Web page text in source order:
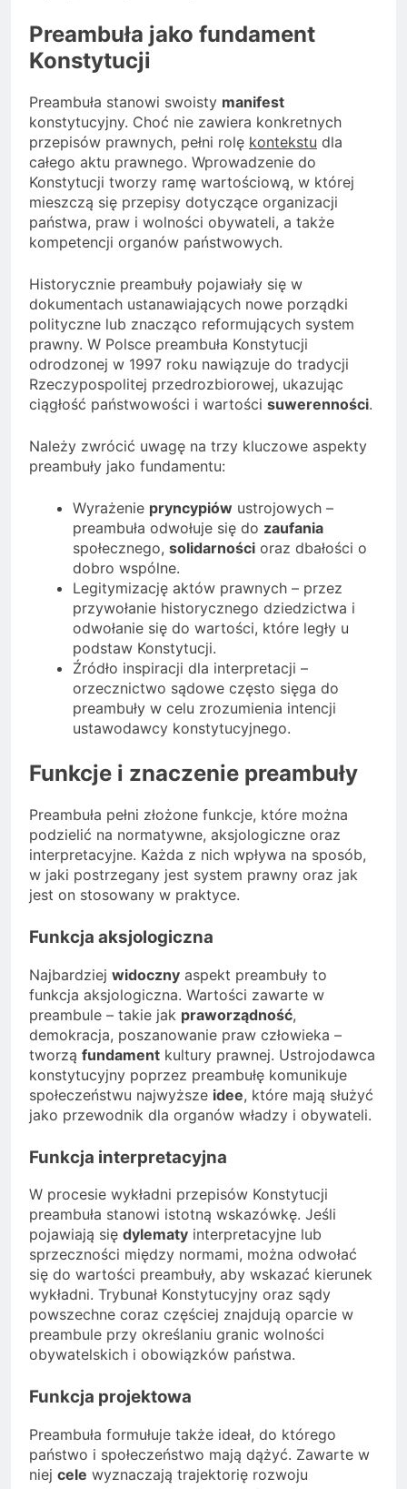
Preambuła jako fundament
Konstytucji
Preambuła stanowi swoisty manifest
konstytucyjny. Choć nie zawiera konkretnych
przepisów prawnych, pełni rolę kontekstu dla
całego aktu prawnego. Wprowadzenie do
Konstytucji tworzy ramę wartościową, w której
mieszczą się przepisy dotyczące organizacji
państwa, praw i wolności obywateli, a także
kompetencji organów państwowych.
Historycznie preambuły pojawiały się w
dokumentach ustanawiających nowe porządki
polityczne lub znacząco reformujących system
prawny. W Polsce preambuła Konstytucji
odrodzonej w 1997 roku nawiązuje do tradycji
Rzeczypospolitej przedrozbiorowej, ukazując
ciągłość państwowości i wartości suwerenności.
Należy zwrócić uwagę na trzy kluczowe aspekty
preambuły jako fundamentu:
Wyrażenie pryncypiów ustrojowych –
preambuła odwołuje się do zaufania
społecznego, solidarności oraz dbałości o
dobro wspólne.
Legitymizację aktów prawnych – przez
przywołanie historycznego dziedzictwa i
odwołanie się do wartości, które legły u
podstaw Konstytucji.
Źródło inspiracji dla interpretacji –
orzecznictwo sądowe często sięga do
preambuły w celu zrozumienia intencji
ustawodawcy konstytucyjnego.
Funkcje i znaczenie preambuły
Preambuła pełni złożone funkcje, które można
podzielić na normatywne, aksjologiczne oraz
interpretacyjne. Każda z nich wpływa na sposób,
w jaki postrzegany jest system prawny oraz jak
jest on stosowany w praktyce.
Funkcja aksjologiczna
Najbardziej widoczny aspekt preambuły to
funkcja aksjologiczna. Wartości zawarte w
preambule – takie jak praworządność,
demokracja, poszanowanie praw człowieka –
tworzą fundament kultury prawnej. Ustrojodawca
konstytucyjny poprzez preambułę komunikuje
społeczeństwu najwyższe idee, które mają służyć
jako przewodnik dla organów władzy i obywateli.
Funkcja interpretacyjna
W procesie wykładni przepisów Konstytucji
preambuła stanowi istotną wskazówkę. Jeśli
pojawiają się dylematy interpretacyjne lub
sprzeczności między normami, można odwołać
się do wartości preambuły, aby wskazać kierunek
wykładni. Trybunał Konstytucyjny oraz sądy
powszechne coraz częściej znajdują oparcie w
preambule przy określaniu granic wolności
obywatelskich i obowiązków państwa.
Funkcja projektowa
Preambuła formułuje także ideał, do którego
państwo i społeczeństwo mają dążyć. Zawarte w
niej cele wyznaczają trajektorię rozwoju